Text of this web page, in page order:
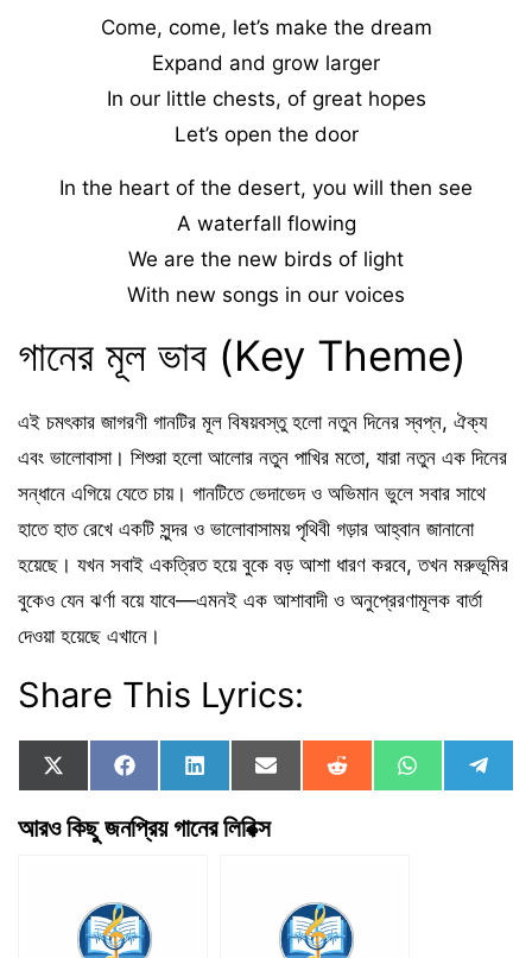
Come, come, let’s make the dream
Expand and grow larger
In our little chests, of great hopes
Let’s open the door
In the heart of the desert, you will then see
A waterfall flowing
We are the new birds of light
With new songs in our voices
গানের মূল ভাব (Key Theme)
এই চমৎকার জাগরণী গানটির মূল বিষয়বস্তু হলো নতুন দিনের স্বপ্ন, ঐক্য
এবং ভালোবাসা। শিশুরা হলো আলোর নতুন পাখির মতো, যারা নতুন এক দিনের
সন্ধানে এগিয়ে যেতে চায়। গানটিতে ভেদাভেদ ও অভিমান ভুলে সবার সাথে
হাতে হাত রেখে একটি সুন্দর ও ভালোবাসাময় পৃথিবী গড়ার আহ্বান জানানো
হয়েছে। যখন সবাই একত্রিত হয়ে বুকে বড় আশা ধারণ করবে, তখন মরুভূমির
বুকেও যেন ঝর্ণা বয়ে যাবে—এমনই এক আশাবাদী ও অনুপ্রেরণামূলক বার্তা
দেওয়া হয়েছে এখানে।
Share This Lyrics:
Share
on
X
(
T
w
Share
on
F
a
c
e
k
Share
on
L
i
k
Share
on
E
m
Share
on
R
e
Share
on
W
h
on
e
আরও কিছু জনপ্রিয় গানের লিরিক্স